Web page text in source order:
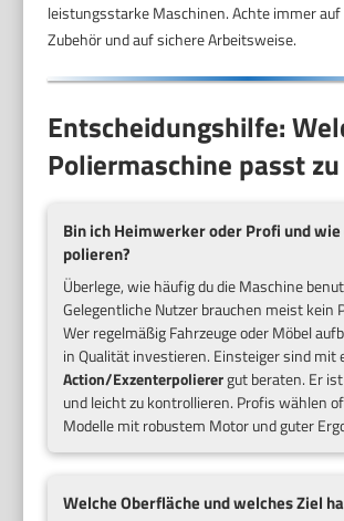
leistungsstarke Maschinen. Achte immer auf
Zubehör und auf sichere Arbeitsweise.
Entscheidungshilfe:
Poliermaschine passt
Bin ich Heimwerker oder Profi und wie
polieren?
Überlege, wie häufig du die Maschine
Gelegentliche Nutzer brauchen meist kein
Wer regelmäßig Fahrzeuge oder Möbel
in Qualität investieren. Einsteiger sind mit
Action/Exzenterpolierergut beraten. Er
und leicht zu kontrollieren. Profis wählen
Modelle mit robustem Motor und guter
Welche Oberfläche und welches Ziel